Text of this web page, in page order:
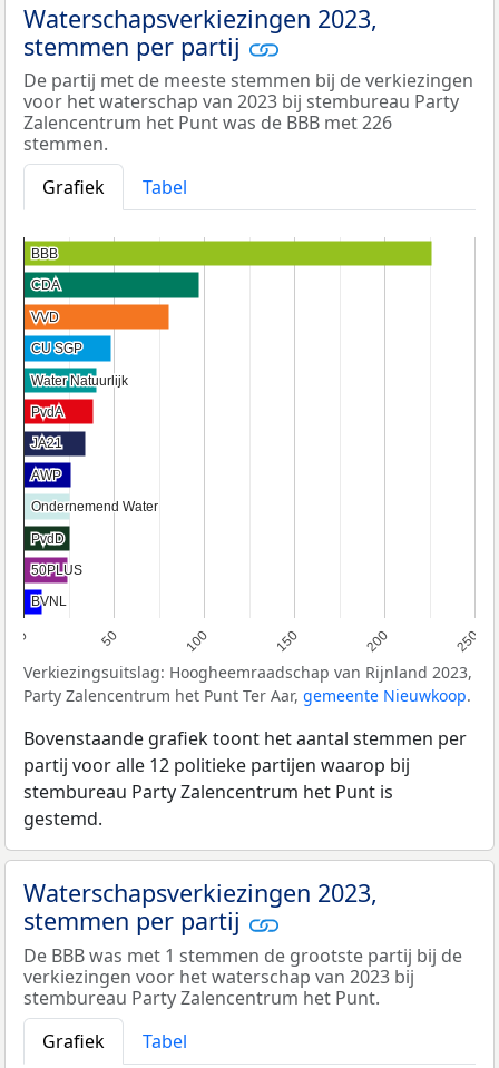
Waterschapsverkiezingen 2023,
stemmen per partij
De partij met de meeste stemmen bij de verkiezingen
voor het waterschap van 2023 bij stembureau Party
Zalencentrum het Punt was de BBB met 226
stemmen.
Grafiek
Tabel
0 50 100 150 200 250
BBB
BBB
CDA
CDA
VVD
VVD
CU SGP
CU SGP
Water Natuurlijk
Water Natuurlijk
PvdA
PvdA
JA21
JA21
AWP
AWP
Ondernemend Water
Ondernemend Water
PvdD
PvdD
50PLUS
50PLUS
BVNL
BVNL
Verkiezingsuitslag: Hoogheemraadschap van Rijnland 2023,
Party Zalencentrum het Punt Ter Aar, gemeente Nieuwkoop.
Bovenstaande grafiek toont het aantal stemmen per
partij voor alle 12 politieke partijen waarop bij
stembureau Party Zalencentrum het Punt is
gestemd.
Waterschapsverkiezingen 2023,
stemmen per partij
De BBB was met 1 stemmen de grootste partij bij de
verkiezingen voor het waterschap van 2023 bij
stembureau Party Zalencentrum het Punt.
Grafiek
Tabel